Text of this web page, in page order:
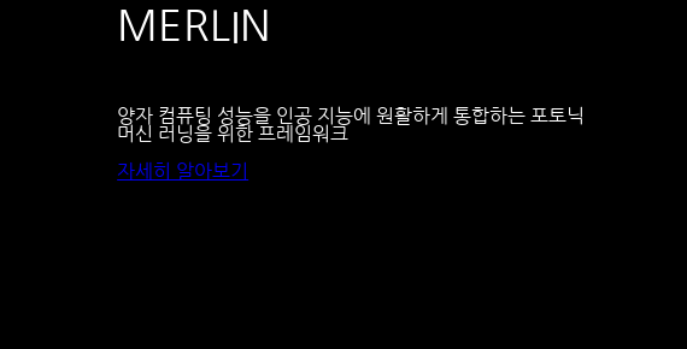
MERLIN
양자 컴퓨팅 성능을 인공 지능에 원활하게 통합하는 포토닉
머신 러닝을 위한 프레임워크
자세히 알아보기